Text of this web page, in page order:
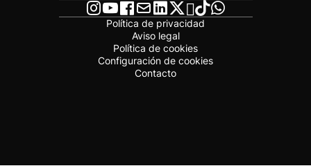
Política de privacidad
Aviso legal
Política de cookies
Configuración de cookies
Contacto